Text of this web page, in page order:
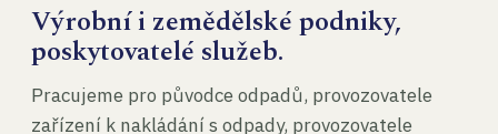
Výrobní i zemědělské podniky,
poskytovatelé služeb.
Pracujeme pro původce odpadů, provozovatele
zařízení k nakládání s odpady, provozovatele